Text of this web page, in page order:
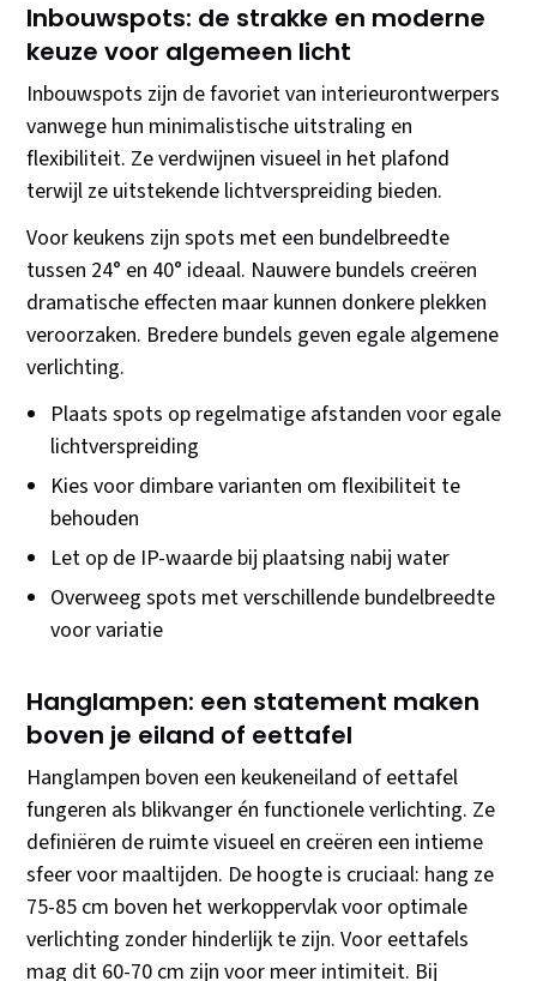
Inbouwspots: de strakke en moderne
keuze voor algemeen licht
Inbouwspots zijn de favoriet van interieurontwerpers
vanwege hun minimalistische uitstraling en
flexibiliteit. Ze verdwijnen visueel in het plafond
terwijl ze uitstekende lichtverspreiding bieden.
Voor keukens zijn spots met een bundelbreedte
tussen 24° en 40° ideaal. Nauwere bundels creëren
dramatische effecten maar kunnen donkere plekken
veroorzaken. Bredere bundels geven egale algemene
verlichting.
Plaats spots op regelmatige afstanden voor egale
lichtverspreiding
Kies voor dimbare varianten om flexibiliteit te
behouden
Let op de IP-waarde bij plaatsing nabij water
Overweeg spots met verschillende bundelbreedte
voor variatie
Hanglampen: een statement maken
boven je eiland of eettafel
Hanglampen boven een keukeneiland of eettafel
fungeren als blikvanger én functionele verlichting. Ze
definiëren de ruimte visueel en creëren een intieme
sfeer voor maaltijden. De hoogte is cruciaal: hang ze
75-85 cm boven het werkoppervlak voor optimale
verlichting zonder hinderlijk te zijn. Voor eettafels
mag dit 60-70 cm zijn voor meer intimiteit. Bij